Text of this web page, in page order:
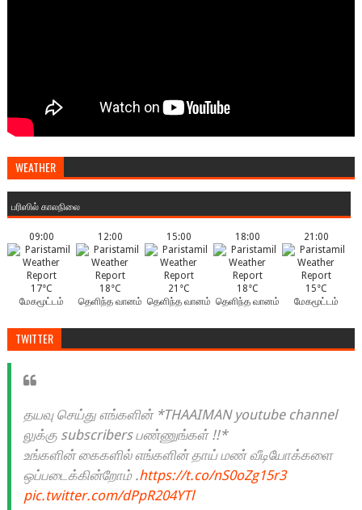
WEATHER
பரிஸில் காலநிலை
09:00
17°C
மேகமூட்டம்
12:00
18°C
தெளிந்த வானம்
15:00
21°C
தெளிந்த வானம்
18:00
18°C
தெளிந்த வானம்
21:00
15°C
மேகமூட்டம்
TWITTER
தயவு செய்து எங்களின் *THAAIMAN youtube channel
லுக்கு subscribers பண்ணுங்கள் !!*
உங்களின் கைகளில் எங்களின் தாய் மண் வீடியோக்களை
ஒப்படைக்கின்றோம் .https://t.co/nS0oZg15r3
pic.twitter.com/dPpR204YTl